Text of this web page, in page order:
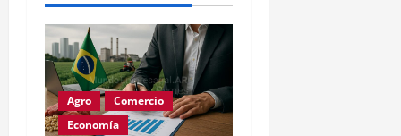
Agro
Comercio
Economía